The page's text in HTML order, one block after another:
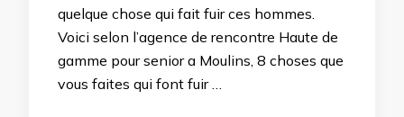
quelque chose qui fait fuir ces hommes.
Voici selon l’agence de rencontre Haute de
gamme pour senior a Moulins, 8 choses que
vous faites qui font fuir …